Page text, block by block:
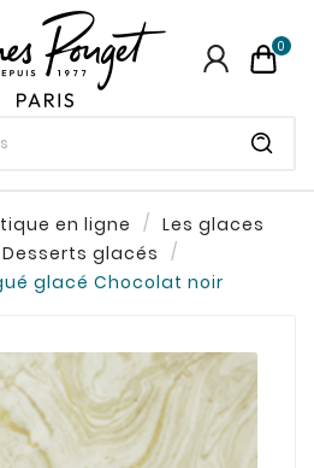
0
en ligne
Les glaces
Desserts glacés
glacé Chocolat noir